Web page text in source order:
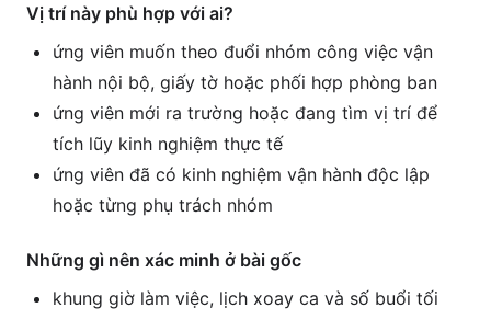
Vị trí này phù hợp với ai?
ứng viên muốn theo đuổi nhóm công việc vận
hành nội bộ, giấy tờ hoặc phối hợp phòng ban
ứng viên mới ra trường hoặc đang tìm vị trí để
tích lũy kinh nghiệm thực tế
ứng viên đã có kinh nghiệm vận hành độc lập
hoặc từng phụ trách nhóm
Những gì nên xác minh ở bài gốc
khung giờ làm việc, lịch xoay ca và số buổi tối